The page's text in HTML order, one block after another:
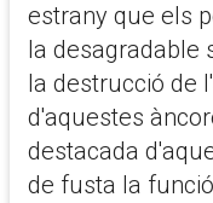
estrany que els
la desagradable
la destrucció de
d'aquestes
destacada
de fusta la